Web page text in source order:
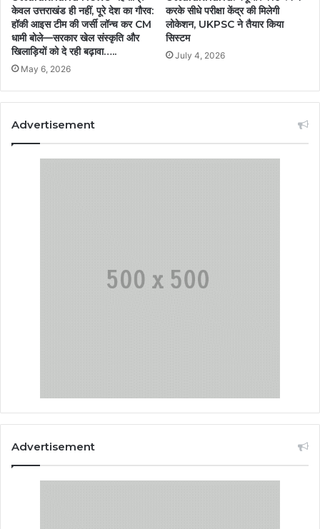
केवल उत्तराखंड ही नहीं, पूरे देश का गौरव:
हॉकी आइस टीम की जर्सी लॉन्च कर CM
धामी बोले—सरकार खेल संस्कृति और
खिलाड़ियों को दे रही बढ़ावा…..
May 6, 2026
करके सीधे परीक्षा केंद्र की मिलेगी
लोकेशन, UKPSC ने तैयार किया
सिस्टम
July 4, 2026
Advertisement
Advertisement